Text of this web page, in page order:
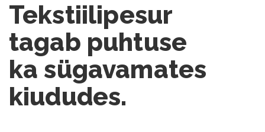
Tekstiilipesur
tagab puhtuse
ka sügavamates
kiududes.